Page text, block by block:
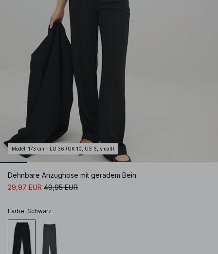
Model : 173 cm - EU 36 (UK 10, US 6, small)
Dehnbare Anzughose mit geradem Bein
29,97 EUR 49,95 EUR
Farbe: Schwarz